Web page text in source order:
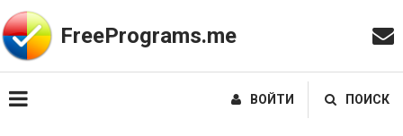
FreePrograms.me
ВОЙТИ ПОИСК